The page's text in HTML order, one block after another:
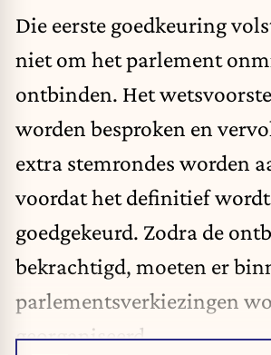
Die eerste goedkeuring
niet om het parlement
ontbinden. Het
worden besproken en
extra stemrondes worden
voordat het definitief wordt
goedgekeurd. Zodra de
bekrachtigd, moeten er
parlementsverkiezingen
georganiseerd.